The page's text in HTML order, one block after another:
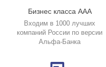
Бизнес класса ААА
Входим в 1000 лучших
компаний России по версии
Альфа-Банка